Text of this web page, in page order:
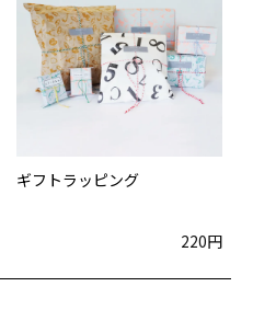
ギフトラッピング
220円